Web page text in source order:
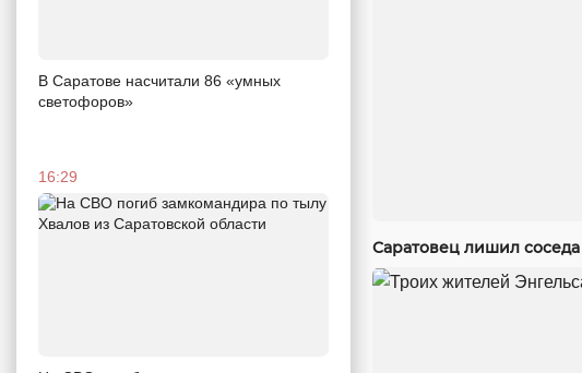
В Саратове насчитали 86 «умных
светофоров»
16:29
Саратовец лишил